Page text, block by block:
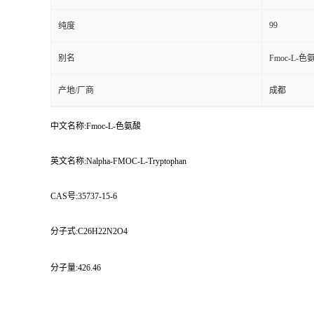
纯度 99
别名 Fmoc-L-色
产地/厂商 成都
中文名称:Fmoc-L-色氨酸
英文名称:Nalpha-FMOC-L-Tryptophan
CAS号:35737-15-6
分子式:C26H22N2O4
分子量:426.46